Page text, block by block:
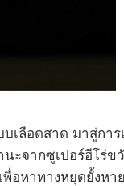
ลือดสาด มาสู่การ
นะจากซูเปอร์ฮีโร่
พื่อหาทางหยุดยั้งห